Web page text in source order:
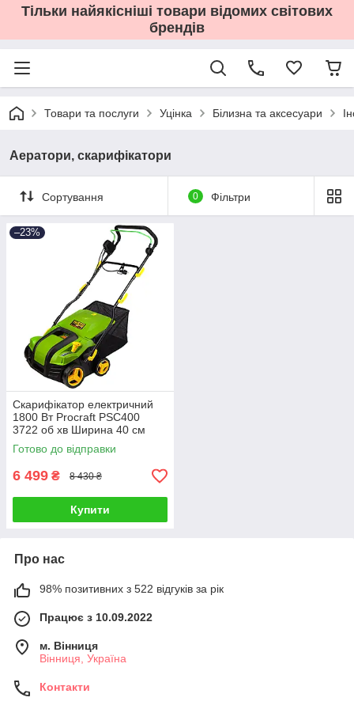
Тільки найякісніші товари відомих світових
брендів
Товари та послуги Уцінка Білизна та аксесуари
Аератори, скарифікатори
Сортування 0 Фільтри
–23%
Скарифікатор електричний
1800 Вт Procraft PSC400
3722 об хв Ширина 40 см
Травозбірник 55 л
Готово до відправки
6 499 ₴ 8 430 ₴
Купити
Про нас
98% позитивних з 522 відгуків за рік
Працює з 10.09.2022
м. Вінниця
Вінниця, Україна
Контакти